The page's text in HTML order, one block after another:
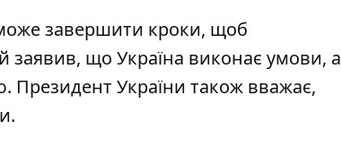
завершити кроки, щоб
заявив, що Україна виконає умови, а
Президент України також вважає,